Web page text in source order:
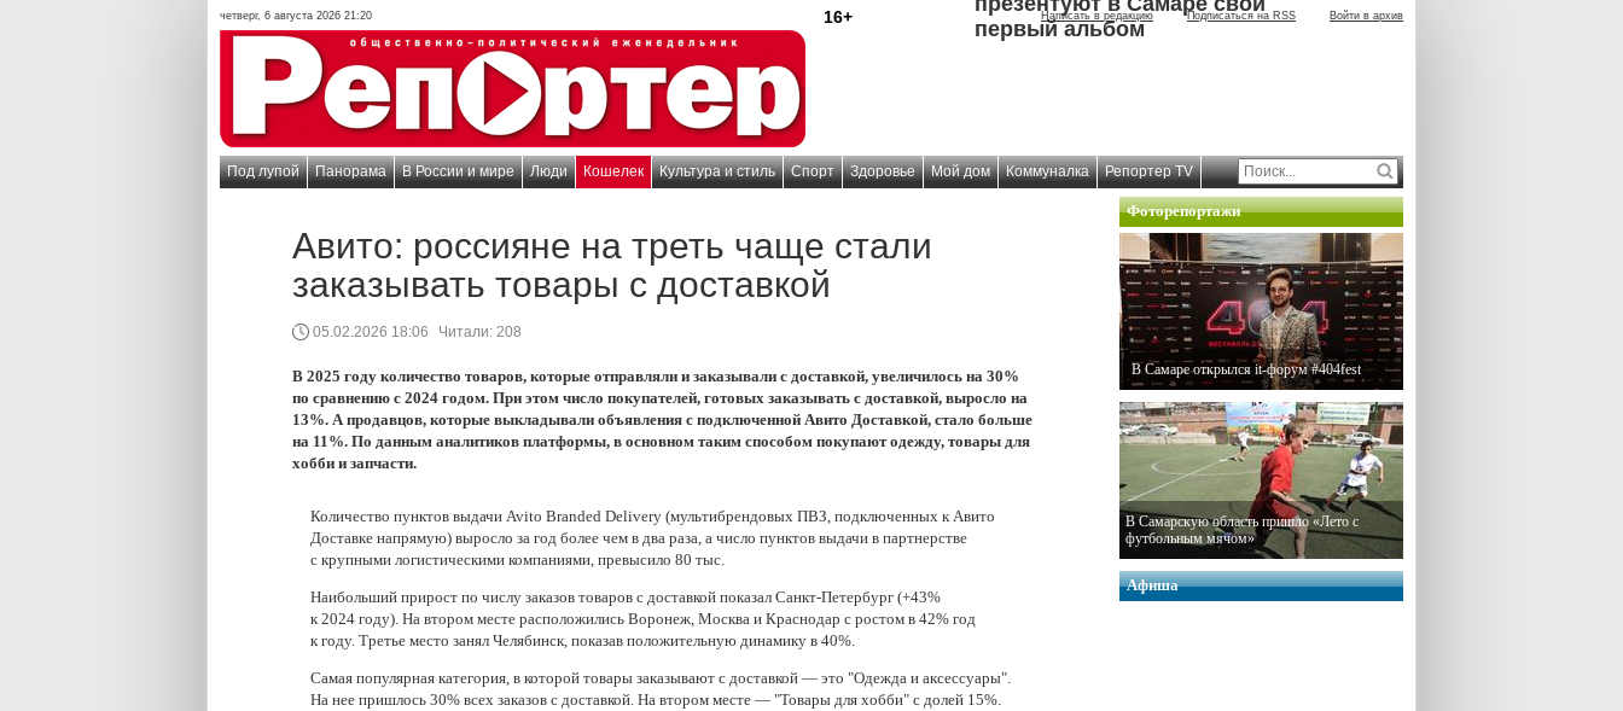
четверг, 6 августа 2026 21:20 16+ Написать в редакцию Подписаться на RSS Войти в архив
первый альбом
Под лупой Панорама В России и мире Люди Кошелек Культура и стиль Спорт Здоровье Мой дом Коммуналка Репортер TV
Авито: россияне на треть чаще стали
заказывать товары с доставкой
05.02.2026 18:06 Читали: 208
В 2025 году количество товаров, которые отправляли и заказывали с доставкой, увеличилось на 30%
по сравнению с 2024 годом. При этом число покупателей, готовых заказывать с доставкой, выросло на
13%. А продавцов, которые выкладывали объявления с подключенной Авито Доставкой, стало больше
на 11%. По данным аналитиков платформы, в основном таким способом покупают одежду, товары для
хобби и запчасти.
Количество пунктов выдачи Avito Branded Delivery (мультибрендовых ПВЗ, подключенных к Авито
Доставке напрямую) выросло за год более чем в два раза, а число пунктов выдачи в партнерстве
с крупными логистическими компаниями, превысило 80 тыс.
Наибольший прирост по числу заказов товаров с доставкой показал Санкт-Петербург (+43%
к 2024 году). На втором месте расположились Воронеж, Москва и Краснодар с ростом в 42% год
к году. Третье место занял Челябинск, показав положительную динамику в 40%.
Самая популярная категория, в которой товары заказывают с доставкой — это "Одежда и аксессуары".
На нее пришлось 30% всех заказов с доставкой. На втором месте — "Товары для хобби" с долей 15%.
Фоторепортажи
В Самаре открылся it-форум #404fest
В Самарскую область пришло «Лето с
футбольным мячом»
Афиша